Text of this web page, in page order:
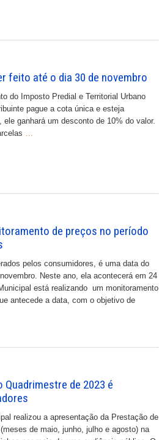
feito até o dia 30 de novembro
do Imposto Predial e Territorial Urbano
pague a cota única e esteja
ganhará um desconto de 10% do valor.
…
de preços no período
pelos consumidores, é uma data do
Neste ano, ela acontecerá em 24
está realizando um monitoramento
antecede a data, com o objetivo de
de 2023 é
realizou a apresentação da Prestação de
de maio, junho, julho e agosto) na